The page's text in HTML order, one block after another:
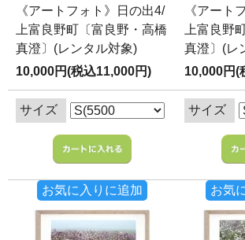
《アートフォト》日の出4/
上富良野町〔富良野・高橋
真澄〕(レンタル対象)
10,000円(税込11,000円)
サイズ
お気に入りに追加
《アート
上富良野
真澄〕(レ
10,000円(
サイズ
お気